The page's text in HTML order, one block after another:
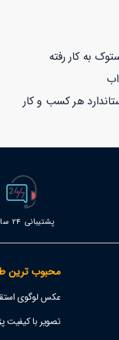
به کار رفته
هر کسب و کار
پشتیبانی 24 ساعته
محبوب ترین
عکس لوگوی
تصویر با کیفیت پژو 207